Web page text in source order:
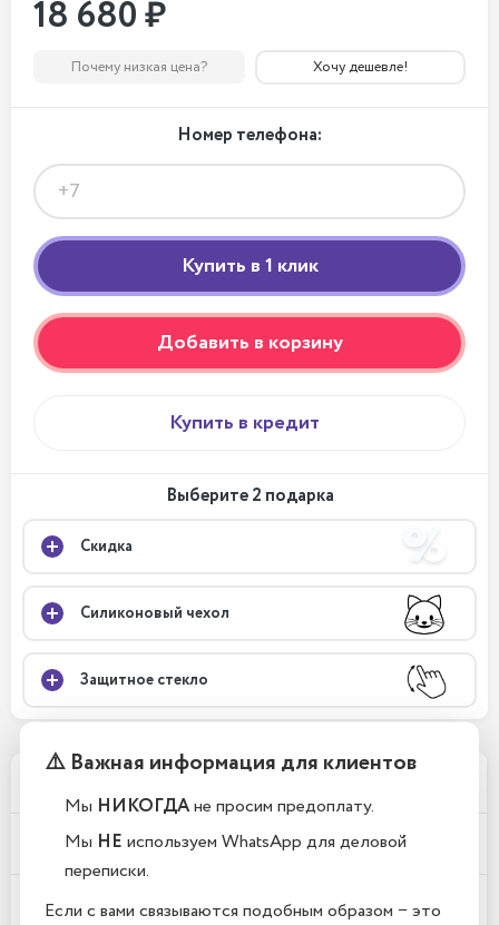
18 680 ₽
Почему низкая цена? Хочу дешевле!
Номер телефона:
Добавить в корзину
Купить в кредит
Выберите 2 подарка
Скидка
Силиконовый чехол
Защитное стекло
Телефоны новые или восстановленные?
Почему у вас такие низкие цены?
Где находится Ваш магазин?
⚠️ Важная информация для клиентов
Мы НИКОГДАне просим предоплату.
Мы НЕ используем WhatsApp для деловой
переписки.
Если с вами связываются подобным образом − это